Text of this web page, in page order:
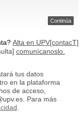
Continúa
Alta en UPV[contacT]
comunícanoslo.
tus datos
en la plataforma
de acceso,
Para más